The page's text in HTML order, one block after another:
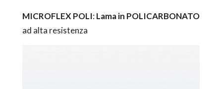
MICROFLEX POLI: Lama in POLICARBONATO
ad alta resistenza